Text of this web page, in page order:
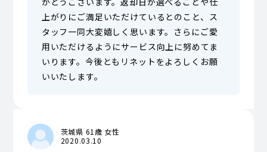
上がりにご満足いただけているとのこと、ス
タッフ一同大変嬉しく思います。さらにご愛
用いただけるようにサービス向上に努めてま
いります。今後ともリネットをよろしくお願
いいたします。
茨城県 61歳 女性
2020.03.10